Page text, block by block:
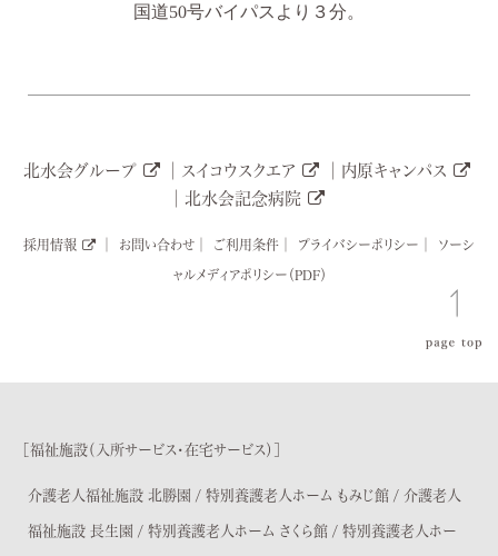
国道50号バイパスより３分。
北水会グループ スイコウスクエア
内原キャンパス
│北水会記念病院
採用情報 お問い合わせ│ ご利用条件│ プライバシーポリシー│
ソーシ
ャルメディアポリシー（PDF）
［福祉施設（入所サービス・在宅サービス）］
介護老人福祉施設 北勝園 / 特別養護老人ホーム もみじ館 / 介護老人
福祉施設 長生園 / 特別養護老人ホーム さくら館 / 特別養護老人ホー